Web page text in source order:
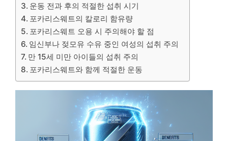
운동 전과 후의 적절한 섭취 시기
포카리스웨트의 칼로리 함유량
포카리스웨트 오용 시 주의해야 할 점
임신부나 젖모유 수유 중인 여성의 섭취 주의
만 15세 미만 아이들의 섭취 주의
포카리스웨트와 함께 적절한 운동